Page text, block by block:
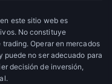
este sitio web es
No constituye
Operar en mercados
no ser adecuado para
decisión de inversión,